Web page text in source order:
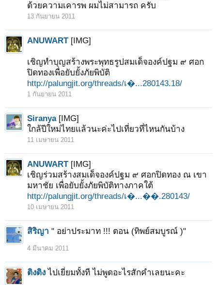
ด้วยความเคารพ ผมไม่สามารถ ครับ
13 กันยายน 2011
ANUWART [IMG]
เชิญทำบุญสร้างพระพุทธรูปสมเด็จองค์ปฐม ๙ ศอก
ปิดทองเพื่อยับยั้งภัยพิบัติ
http://palungjit.org/threads/เ�...280143.18/
1 กันยายน 2011
Siranya [IMG]
ใกล้ปีใหม่ไทยแล้วนะค่ะไปเที่ยวที่ไหนกันบ้าง
11 เมษายน 2011
ANUWART [IMG]
เชิญร่วมสร้างสมเด็จองค์ปฐม ๙ ศอกปิดทอง ณ เขา
มหาชัย เพื่อยับยั้งภัยพิบัติทางภาคใต้
http://palungjit.org/threads/เ�...��.280143/
10 เมษายน 2011
สิริญา " อย่าประมาท !!! ตอน (ทิพย์สมบูรณ์ )"
4 มีนาคม 2011
ติงติง ไปเยี่ยมทั้งที ไม่พูดอะไรสักคำเลยนะคะ